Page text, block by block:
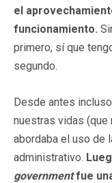
el
funcionamiento.
primero, sí que
segundo.
Desde antes
nuestras vidas (que
abordaba el uso de
administrativo.
governmentfue